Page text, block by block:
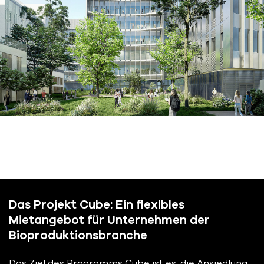
Das Projekt Cube: Ein flexibles
Mietangebot für Unternehmen der
Bioproduktionsbranche